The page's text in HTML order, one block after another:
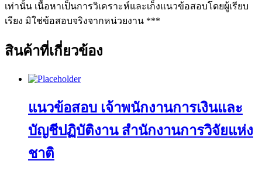
เท่านั้น เนื้อหาเป็นการวิเคราะห์และเก็งแนวข้อสอบโดยผู้เรียบ
เรียง มิใช่ข้อสอบจริงจากหน่วยงาน ***
สินค้าที่เกี่ยวข้อง
แนวข้อสอบ เจ้าพนักงานการเงินและ
บัญชีปฏิบัติงาน สำนักงานการวิจัยแห่ง
ชาติ